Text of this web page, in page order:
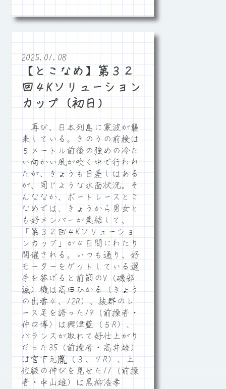
2025.01.08
【とこなめ】第３２
回４Kソリューション
カップ（初日）
再び、日本列島に寒波が襲
来している。きのうの前検は
５メートル前後の強めの冷た
い向かい風が吹く中で行われ
たが、きょうも日差しはある
が、同じような水面状況。そ
んななか、ボートレースとこ
なめでは、きょうから男女と
も好メンバーが集結して、
「第３２回４Kソリューショ
ンカップ」が４日間にわたり
開催される。いつも通り、好
モーターをゲットしている選
手を挙げると前節のV（磯部
誠）機は高田ひかる（きょう
の出番４、12R）、抜群のレ
ース足を誇った19（前操者・
仲口博）は興津藍（５R）、
バランスが取れて好仕上がり
だった35（前操者・高井雄）
は宮下元胤（３、７R）、上
位級の伸びを見せた11（前操
者・中山雄）は黒柳浩孝